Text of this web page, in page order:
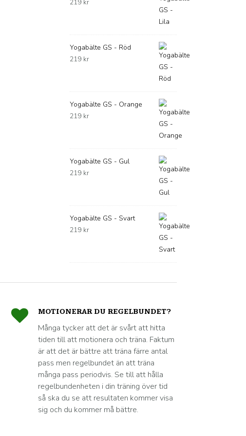
219 kr
Yogabälte GS - Röd
219 kr
Yogabälte GS - Orange
219 kr
Yogabälte GS - Gul
219 kr
Yogabälte GS - Svart
219 kr
MOTIONERAR DU REGELBUNDET?
Många tycker att det är svårt att hitta
tiden till att motionera och träna. Faktum
är att det är bättre att träna färre antal
pass men regelbundet än att träna
många pass periodvis. Se till att hålla
regelbundenheten i din träning över tid
så ska du se att resultaten kommer visa
sig och du kommer må bättre.